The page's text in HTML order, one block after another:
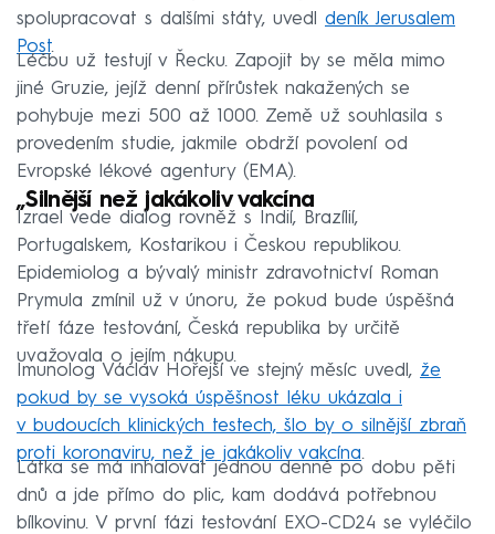
spolupracovat s dalšími státy, uvedl deník Jerusalem
Post.
Léčbu už testují v Řecku. Zapojit by se měla mimo
jiné Gruzie, jejíž denní přírůstek nakažených se
pohybuje mezi 500 až 1000. Země už souhlasila s
provedením studie, jakmile obdrží povolení od
Evropské lékové agentury (EMA).
„Silnější než jakákoliv vakcína
Izrael vede dialog rovněž s Indií, Brazílií,
Portugalskem, Kostarikou i Českou republikou.
Epidemiolog a bývalý ministr zdravotnictví Roman
Prymula zmínil už v únoru, že pokud bude úspěšná
třetí fáze testování, Česká republika by určitě
uvažovala o jejím nákupu.
Imunolog Václav Hořejší ve stejný měsíc uvedl, že
pokud by se vysoká úspěšnost léku ukázala i
v budoucích klinických testech, šlo by o silnější zbraň
proti koronaviru, než je jakákoliv vakcína.
Látka se má inhalovat jednou denně po dobu pěti
dnů a jde přímo do plic, kam dodává potřebnou
bílkovinu. V první fázi testování EXO-CD24 se vyléčilo